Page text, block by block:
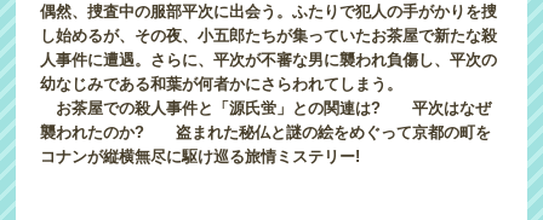
偶然、捜査中の服部平次に出会う。ふたりで犯人の手がかりを捜
し始めるが、その夜、小五郎たちが集っていたお茶屋で新たな殺
人事件に遭遇。さらに、平次が不審な男に襲われ負傷し、平次の
幼なじみである和葉が何者かにさらわれてしまう。
お茶屋での殺人事件と「源氏蛍」との関連は? 平次はなぜ
襲われたのか? 盗まれた秘仏と謎の絵をめぐって京都の町を
コナンが縦横無尽に駆け巡る旅情ミステリー!